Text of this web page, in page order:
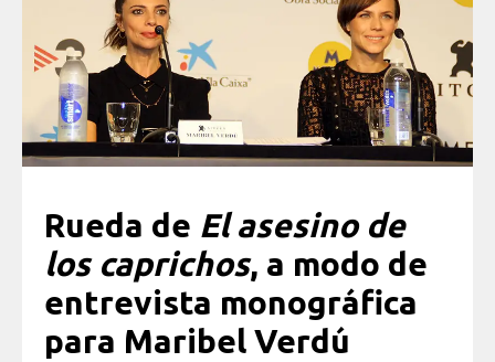
Rueda de El asesino de
los caprichos, a modo de
entrevista monográfica
para Maribel Verdú